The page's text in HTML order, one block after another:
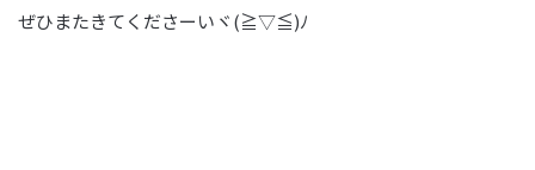
ぜひまたきてくださーいヾ(≧▽≦)ﾉ